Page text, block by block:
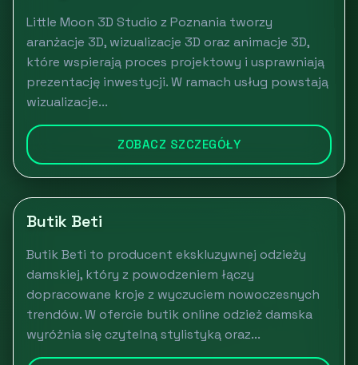
Little Moon 3D Studio z Poznania tworzy
aranżacje 3D, wizualizacje 3D oraz animacje 3D,
które wspierają proces projektowy i usprawniają
prezentację inwestycji. W ramach usług powstają
wizualizacje...
ZOBACZ SZCZEGÓŁY
Butik Beti
Butik Beti to producent ekskluzywnej odzieży
damskiej, który z powodzeniem łączy
dopracowane kroje z wyczuciem nowoczesnych
trendów. W ofercie butik online odzież damska
wyróżnia się czytelną stylistyką oraz...